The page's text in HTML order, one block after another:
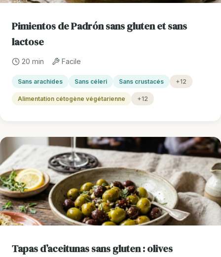
Pimientos de Padrón sans gluten et sans
lactose
20 min Facile
Sans arachides Sans céleri Sans crustacés +12
Alimentation cétogène végétarienne +12
Tapas d’aceitunas sans gluten : olives